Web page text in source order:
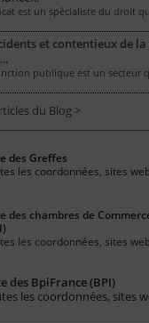
est un spécialiste du droit
et contentieux de
publique est un secteur
du Blog >
des Greffes
les coordonnées, sites
des chambres de
les coordonnées, sites
des BpiFrance (BPI)
les coordonnées, sites